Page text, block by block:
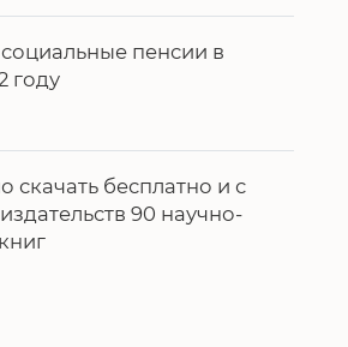
пенсии в
году
скачать бесплатно и с
90 научно-